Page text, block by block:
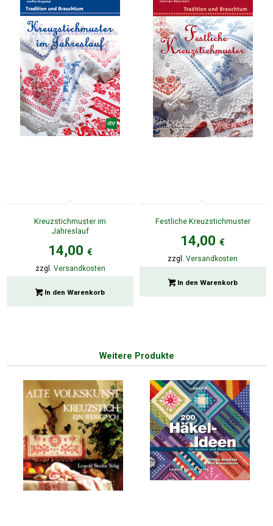
Kreuzstichmuster im
Jahreslauf
14,00 €
zzgl. Versandkosten
In den Warenkorb
Festliche Kreuzstichmuster
14,00€
zzgl.Versandkosten
In den Warenkorb
Weitere Produkte